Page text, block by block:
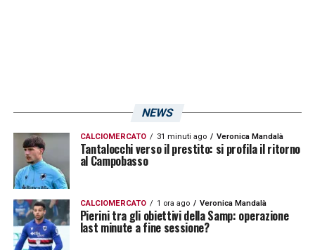
NEWS
CALCIOMERCATO 31 minuti ago Veronica Mandalà
Tantalocchi verso il prestito: si profila il ritorno
al Campobasso
CALCIOMERCATO 1 ora ago Veronica Mandalà
Pierini tra gli obiettivi della Samp: operazione
last minute a fine sessione?